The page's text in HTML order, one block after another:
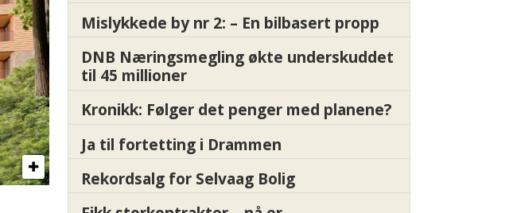
Mislykkede by nr 2: – En bilbasert propp
DNB Næringsmegling økte underskuddet
til 45 millioner
Kronikk: Følger det penger med planene?
Ja til fortetting i Drammen
Rekordsalg for Selvaag Bolig